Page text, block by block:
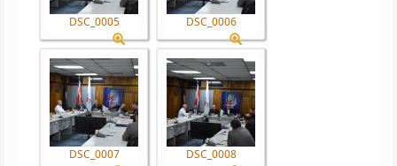
DSC_0005 DSC_0006
DSC_0007 DSC_0008